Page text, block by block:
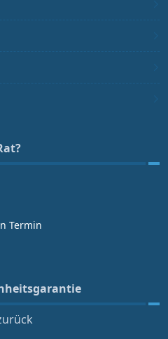
Termin